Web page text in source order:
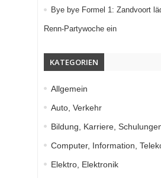
Bye bye Formel 1: Zandvoort
Renn-Partywoche ein
KATEGORIEN
Allgemein
Auto, Verkehr
Bildung, Karriere,
Computer, Information,
Elektro, Elektronik